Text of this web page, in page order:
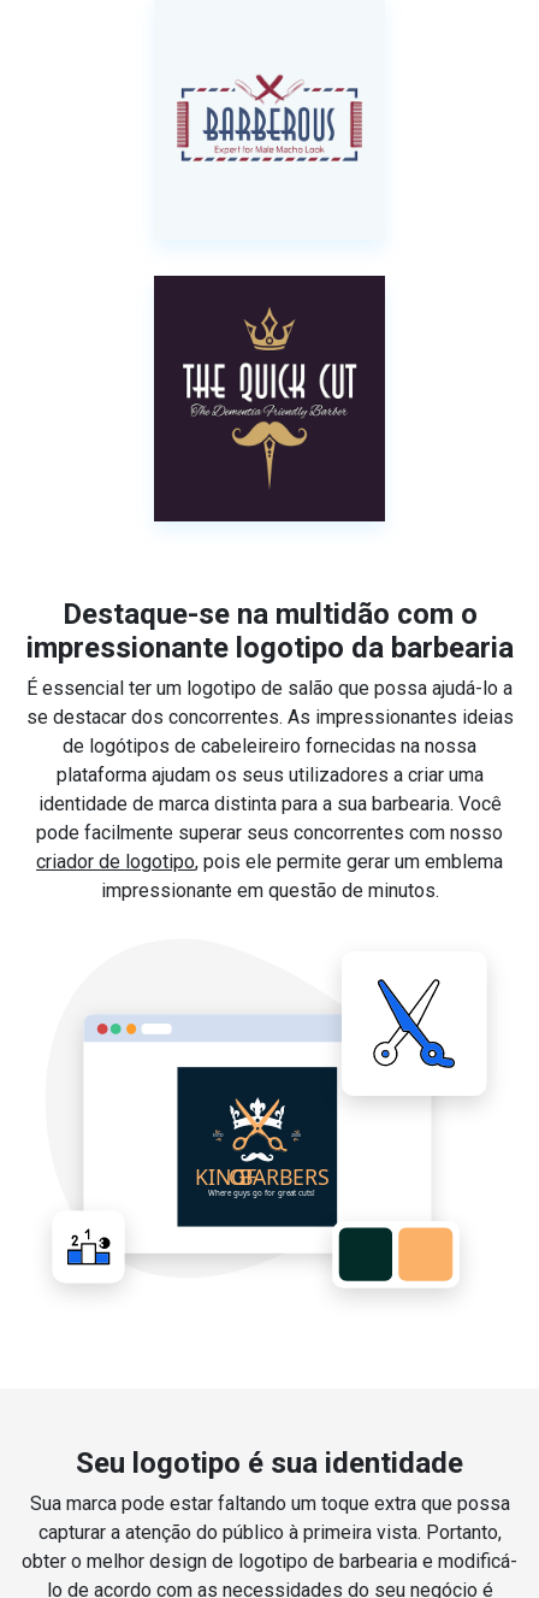
Destaque-se na multidão com o
impressionante logotipo da barbearia
É essencial ter um logotipo de salão que possa ajudá-lo a
se destacar dos concorrentes. As impressionantes ideias
de logótipos de cabeleireiro fornecidas na nossa
plataforma ajudam os seus utilizadores a criar uma
identidade de marca distinta para a sua barbearia. Você
pode facilmente superar seus concorrentes com nosso
criador de logotipo, pois ele permite gerar um emblema
impressionante em questão de minutos.
Seu logotipo é sua identidade
Sua marca pode estar faltando um toque extra que possa
capturar a atenção do público à primeira vista. Portanto,
obter o melhor design de logotipo de barbearia e modificá-
lo de acordo com as necessidades do seu negócio é